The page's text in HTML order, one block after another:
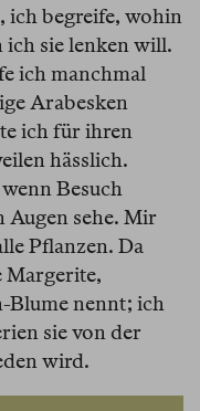
ich begreife, wohin
ich sie lenken will.
ich manchmal
Arabesken
ich für ihren
hässlich.
Besuch
sehe. Mir
Pflanzen. Da
Margerite,
Blume nennt; ich
sie von der
wird.